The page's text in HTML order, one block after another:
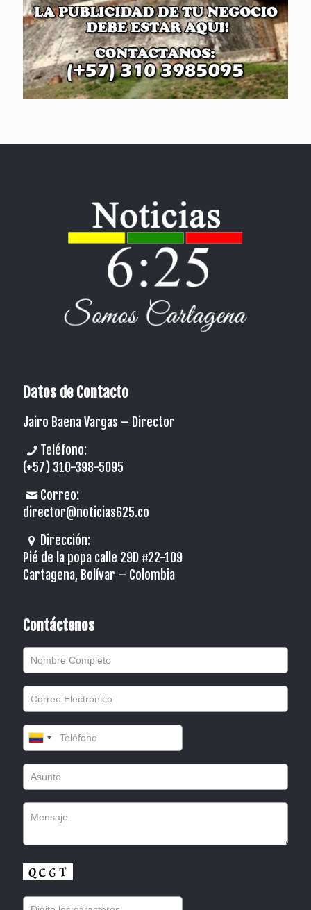
Datos de Contacto
Jairo Baena Vargas – Director
Teléfono:
(+57) 310-398-5095
Correo:
director@noticias625.co
Dirección:
Pié de la popa calle 29D #22-109
Cartagena, Bolívar – Colombia
Contáctenos